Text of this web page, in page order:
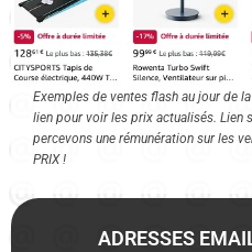
Exemples de ventes flash au jour de
lien pour voir les prix actualisés. Lien
percevons une rémunération sur les
PRIX !
ADRESSES